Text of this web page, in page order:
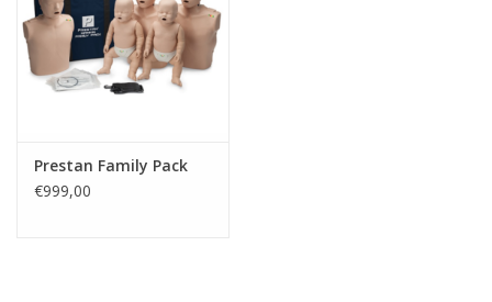
Prestan Family Pack
€999,00